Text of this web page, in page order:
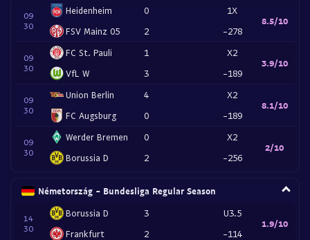
09
30
Heidenheim
FSV Mainz 05
0
2
1X
-278
8.5/10
09
30
FC St. Pauli
VfL W
1
3
X2
-189
3.9/10
09
30
Union Berlin
FC Augsburg
4
0
X2
-189
8.1/10
09
30
Werder Bremen
Borussia D
0
2
X2
-256
2/10
Németország - Bundesliga Regular Season
14
30
Borussia D
Frankfurt
3
2
U3.5
-114
1.9/10